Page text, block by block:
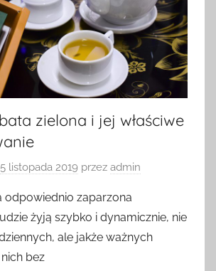
zielona i jej właściwe
5 listopada 2019 przez admin
odpowiednio zaparzona
żyją szybko i dynamicznie, nie
ale jakże ważnych
bez